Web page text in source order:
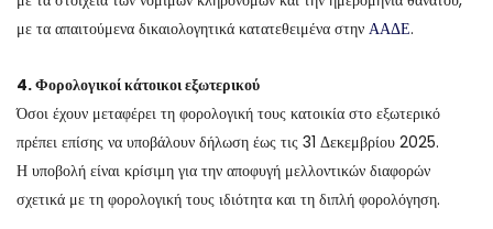
με τα απαιτούμενα δικαιολογητικά κατατεθειμένα στην ΑΑΔΕ.
4. Φορολογικοί κάτοικοι εξωτερικού
Όσοι έχουν μεταφέρει τη φορολογική τους κατοικία στο εξωτερικό
πρέπει επίσης να υποβάλουν δήλωση έως τις 31 Δεκεμβρίου 2025.
Η υποβολή είναι κρίσιμη για την αποφυγή μελλοντικών διαφορών
σχετικά με τη φορολογική τους ιδιότητα και τη διπλή φορολόγηση.